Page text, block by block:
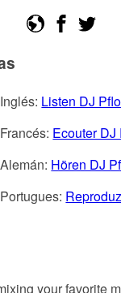
Listen DJ
Ecouter
Hören DJ
your favorite